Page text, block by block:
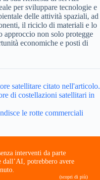
per sviluppare tecnologie e
delle attività spaziali, ad
il riciclo di materiali e lo
approccio non solo protegge
economiche e posti di
satellitare citato nell'articolo.
di costellazioni satellitari in
le rotte commerciali
interventi da parte
dall’AI, potrebbero avere
(scopri di più)